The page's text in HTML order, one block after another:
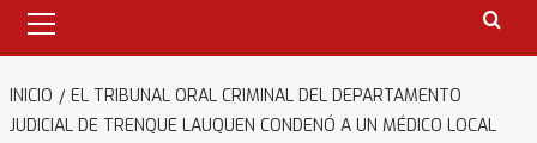
primario
INICIO
EL TRIBUNAL ORAL CRIMINAL DEL DEPARTAMENTO
JUDICIAL DE TRENQUE LAUQUEN CONDENÓ A UN MÉDICO LOCAL